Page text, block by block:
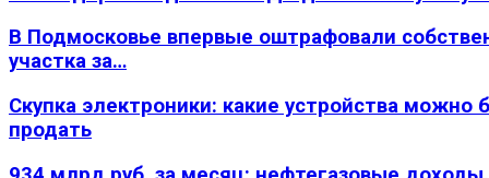
В Подмосковье впервые оштрафовали
участка за…
Скупка электроники: какие устройства можно
продать